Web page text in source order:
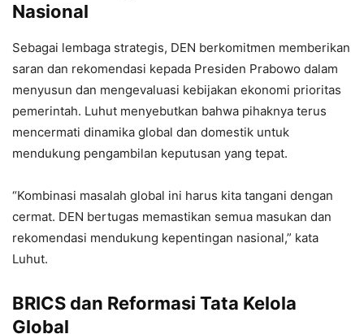
Nasional
Sebagai lembaga strategis, DEN berkomitmen memberikan
saran dan rekomendasi kepada Presiden Prabowo dalam
menyusun dan mengevaluasi kebijakan ekonomi prioritas
pemerintah. Luhut menyebutkan bahwa pihaknya terus
mencermati dinamika global dan domestik untuk
mendukung pengambilan keputusan yang tepat.
“Kombinasi masalah global ini harus kita tangani dengan
cermat. DEN bertugas memastikan semua masukan dan
rekomendasi mendukung kepentingan nasional,” kata
Luhut.
BRICS dan Reformasi Tata Kelola
Global